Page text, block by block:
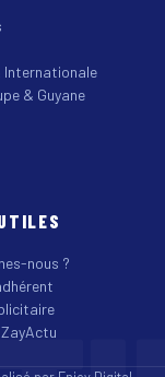
Internationale
& Guyane
nous ?